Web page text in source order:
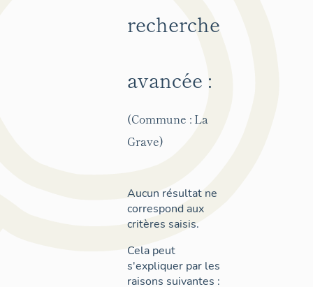
recherche
avancée :
(Commune : La
Grave)
Aucun résultat ne
correspond aux
critères saisis.
Cela peut
s'expliquer par les
raisons suivantes :